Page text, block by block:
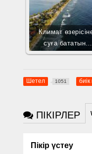
Климат
суға бататын…
Шетел 1051 биік
ПІКІРЛЕР
Пікір үстеу